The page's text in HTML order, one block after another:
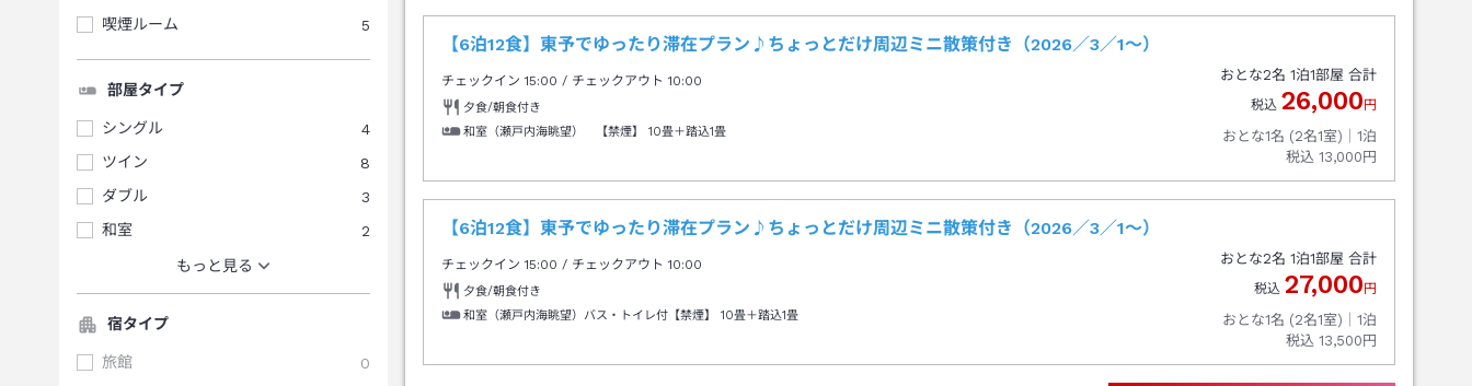
喫煙ルーム
5
部屋タイプ
シングル
4
ツイン
8
ダブル
3
和室
2
もっと見る
宿タイプ
旅館
0
【6泊12食】東予でゆったり滞在プラン♪ちょっとだけ周辺ミニ散策付き（2026／3／1～）
チェックイン15:00 / チェックアウト 10:00
夕食/朝食付き
和室（瀬戸内海眺望） 【禁煙】
10畳＋踏込1畳
おとな2名 1泊1部屋 合計
税込 26,000 円
おとな1名 (2名1室)｜ 1泊
税込 13,000円
【6泊12食】東予でゆったり滞在プラン♪ちょっとだけ周辺ミニ散策付き（2026／3／1～）
チェックイン15:00 / チェックアウト 10:00
夕食/朝食付き
和室（瀬戸内海眺望）バス・トイレ付【禁煙】
10畳＋踏込1畳
おとな2名 1泊1部屋 合計
税込 27,000 円
おとな1名 (2名1室)｜ 1泊
税込 13,500円